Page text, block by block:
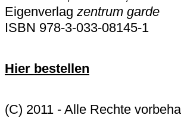
Eigenverlag zentrum garde
ISBN 978-3-033-08145-1
Hier bestellen
(C) 2011 - Alle Rechte